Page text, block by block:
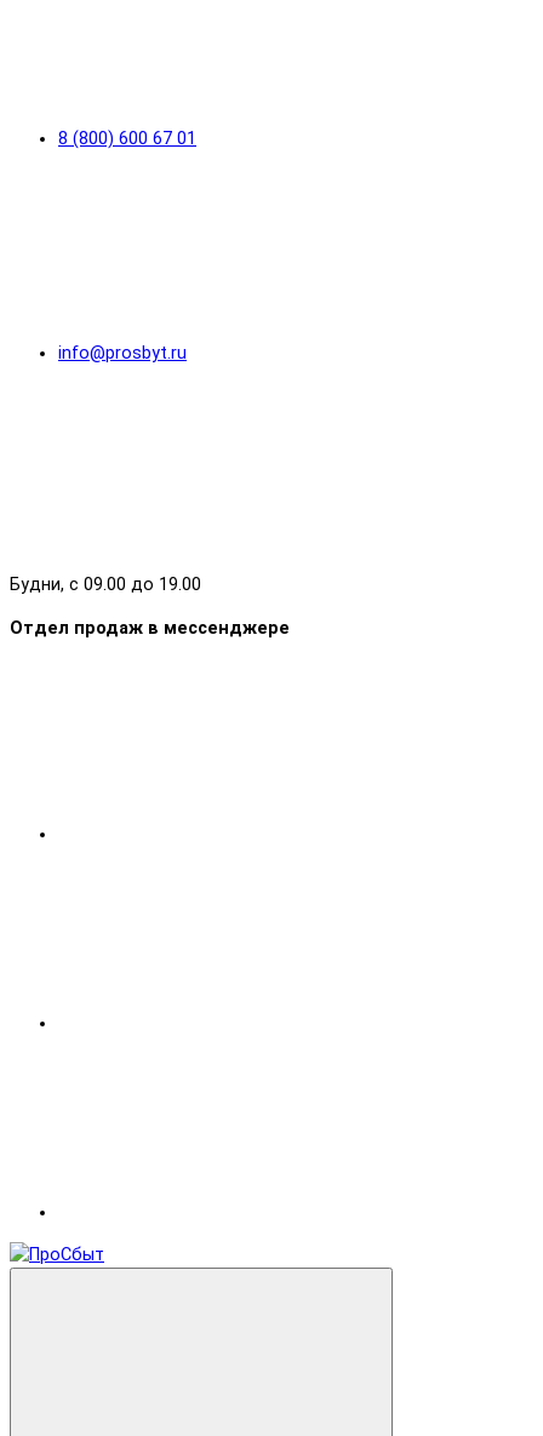
8 (800) 600 67 01
info@prosbyt.ru
Будни, с 09.00 до 19.00
Отдел продаж в мессенджере